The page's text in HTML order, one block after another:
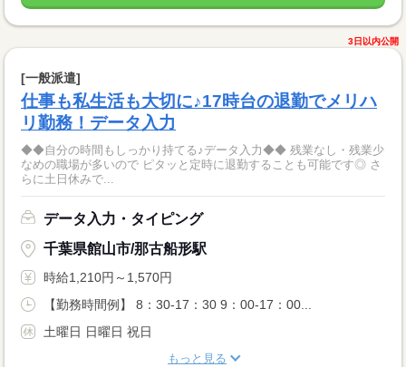
3日以内公開
[一般派遣]
仕事も私生活も大切に♪17時台の退勤でメリハ
リ勤務！データ入力
◆◆自分の時間もしっかり持てる♪データ入力◆◆ 残業なし・残業少
なめの職場が多いので ピタッと定時に退勤することも可能です◎ さ
らに土日休みで...
データ入力・タイピング
千葉県館山市/那古船形駅
時給1,210円～1,570円
【勤務時間例】 8：30-17：30 9：00-17：00...
土曜日 日曜日 祝日
もっと見る